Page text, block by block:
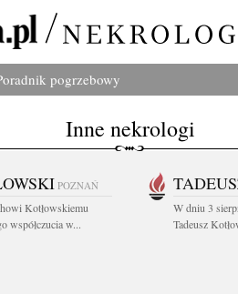
pogrzebowy
Inne nekrologi
POZNAŃ
Kotłowskiemu
współczucia w...
W dniu 3
Tadeusz